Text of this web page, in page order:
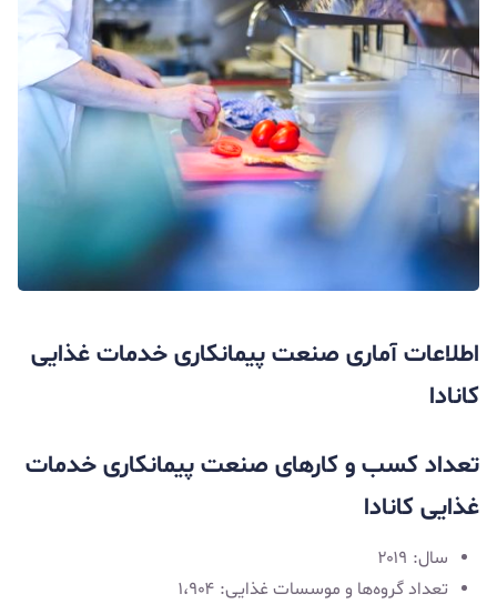
اطلاعات آماری صنعت پیمانکاری خدمات غذایی
کانادا
تعداد کسب و کارهای صنعت پیمانکاری خدمات
غذایی کانادا
سال: ۲۰۱۹
تعداد گروه‌ها و موسسات غذایی: ۱،۹۰۴